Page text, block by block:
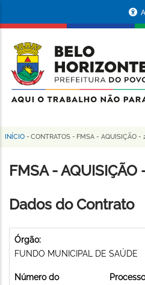
conteúdo
principal
da
Prefeitura
de
Horizonte
Trilha
de
INÍCIO - CONTRATOS - FMSA - AQUISIÇÃO -
FMSA - AQUISIÇÃO
Dados do Contrato
Órgão:
FUNDO MUNICIPAL DE SAÚDE
Número do
Processo